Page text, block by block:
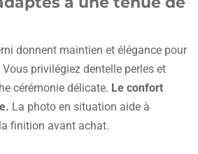
donnent maintien et élégance pour
privilégiez dentelle perles et
cérémonie délicate. Le confort
La photo en situation aide à
finition avant achat.